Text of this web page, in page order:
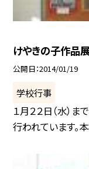
けやきの子作品
公開日 2014/01/19
学校行事
１月２２日（水）
行われています。